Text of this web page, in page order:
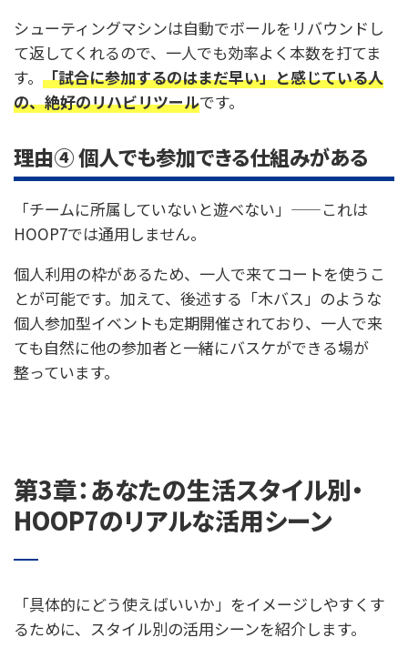
シューティングマシンは自動でボールをリバウンドし
て返してくれるので、一人でも効率よく本数を打てま
す。 「試合に参加するのはまだ早い」と感じている人
の、絶好のリハビリツールです。
理由④ 個人でも参加できる仕組みがある
「チームに所属していないと遊べない」——これは
HOOP7では通用しません。
個人利用の枠があるため、一人で来てコートを使うこ
とが可能です。加えて、後述する「木バス」のような
個人参加型イベントも定期開催されており、一人で来
ても自然に他の参加者と一緒にバスケができる場が
整っています。
第3章：あなたの生活スタイル別・
HOOP7のリアルな活用シーン
「具体的にどう使えばいいか」をイメージしやすくす
るために、スタイル別の活用シーンを紹介します。